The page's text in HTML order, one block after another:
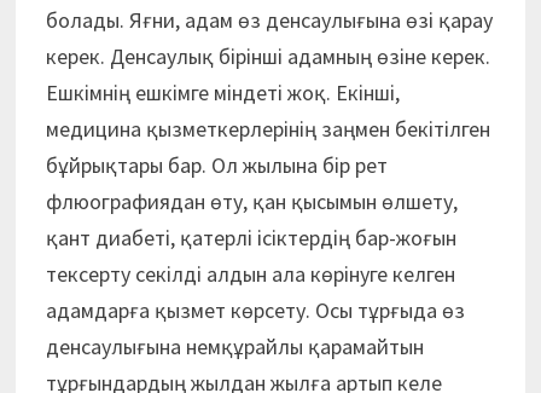
болады. Яғни, адам өз денсаулығына өзі қарау
керек. Денсаулық бірінші адамның өзіне керек.
Ешкімнің ешкімге міндеті жоқ. Екінші,
медицина қызметкерлерінің заңмен бекітілген
бұйрықтары бар. Ол жылына бір рет
флюографиядан өту, қан қысымын өлшету,
қант диабеті, қатерлі ісіктердің бар-жоғын
тексерту секілді алдын ала көрінуге келген
адамдарға қызмет көрсету. Осы тұрғыда өз
денсаулығына немқұрайлы қарамайтын
тұрғындардың жылдан жылға артып келе